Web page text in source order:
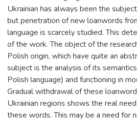
Ukrainian has always been the
but penetration of new loanwords
language is scarcely studied. This
of the work. The object of the
Polish origin, which have quite an
subject is the analysis of its
Polish language) and functioning in
Gradual withdrawal of these
Ukrainian regions shows the real
these words. This may be a need for